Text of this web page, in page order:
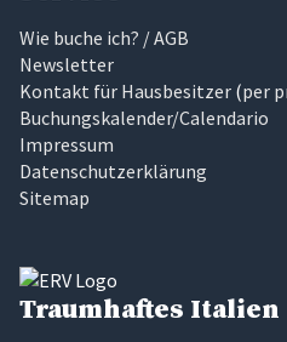
Wie buche ich? / AGB
Newsletter
Kontakt für Hausbesitzer (per
Buchungskalender/Calendario
Impressum
Datenschutzerklärung
Sitemap
Traumhaftes Italien